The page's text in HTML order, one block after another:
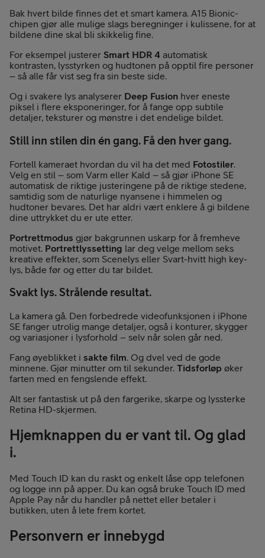
Bak hvert bilde finnes det et smart kamera. A15 Bionic-
chipen gjør alle mulige slags beregninger i kulissene, for at
bildene dine skal bli skikkelig fine.
For eksempel justerer Smart HDR 4 automatisk
kontrasten, lysstyrken og hudtonen på opptil fire personer
– så alle får vist seg fra sin beste side.
Og i svakere lys analyserer Deep Fusion hver eneste
piksel i flere eksponeringer, for å fange opp subtile
detaljer, teksturer og mønstre i det endelige bildet.
Still inn stilen din én gang. Få den hver gang.
Fortell kameraet hvordan du vil ha det med Fotostiler
Velg en stil – som Varm eller Kald – så gjør iPhone SE
automatisk de riktige justeringene på de riktige stedene,
samtidig som de naturlige nyansene i himmelen og
hudtoner bevares. Det har aldri vært enklere å gi bildene
dine uttrykket du er ute etter.
Portrettmodus gjør bakgrunnen uskarp for å fremheve
motivet. Portrettlyssetting lar deg velge mellom seks
kreative effekter, som Scenelys eller Svart-hvitt high key-
lys, både før og etter du tar bildet.
Svakt lys. Strålende resultat.
La kamera gå. Den forbedrede videofunksjonen i iPhone
SE fanger utrolig mange detaljer, også i konturer, skygger
og variasjoner i lysforhold – selv når solen går ned.
Fang øyeblikket i sakte film. Og dvel ved de gode
minnene. Gjør minutter om til sekunder. Tidsforløp øker
farten med en fengslende effekt.
Alt ser fantastisk ut på den fargerike, skarpe og lyssterke
Retina HD-skjermen.
Hjem­knappen du er vant til. Og glad
i.
Med Touch ID kan du raskt og enkelt låse opp telefonen
og logge inn på apper. Du kan også bruke Touch ID med
Apple Pay når du handler på nettet eller betaler i
butikken, uten å lete frem kortet.
Personvern er innebygd